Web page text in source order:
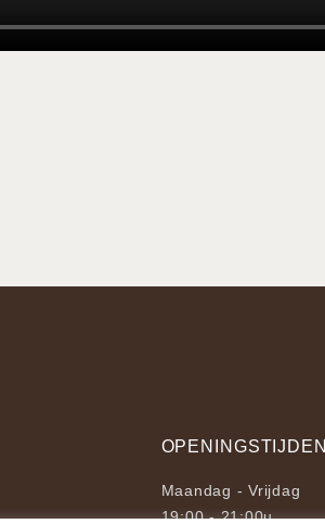
OPENINGSTIJDEN
Maandag - Vrijdag
19:00 - 21:00u